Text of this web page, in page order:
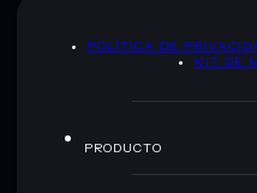
POLÍTICA DE
KIT DE
PRODUCTO